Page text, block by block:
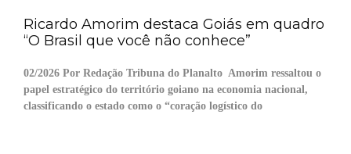
Ricardo Amorim destaca Goiás em quadro
“O Brasil que você não conhece”
02/2026 Por Redação Tribuna do Planalto Amorim ressaltou o
papel estratégico do território goiano na economia nacional,
classificando o estado como o “coração logístico do